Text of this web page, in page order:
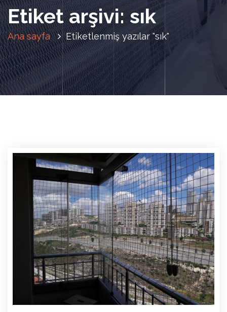
Etiket arşivi: sık
Ana sayfa Etiketlenmiş yazılar "sık"